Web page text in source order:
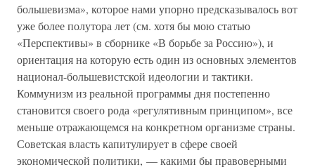
большевизма», которое нами упорно предсказывалось вот
уже более полутора лет (см. хотя бы мою статью
«Перспективы» в сборнике «В борьбе за Россию»), и
ориентация на которую есть один из основных элементов
национал-большевистской идеологии и тактики.
Коммунизм из реальной программы дня постепенно
становится своего рода «регулятивным принципом», все
меньше отражающемся на конкретном организме страны.
Советская власть капитулирует в сфере своей
экономической политики, — какими бы правоверными